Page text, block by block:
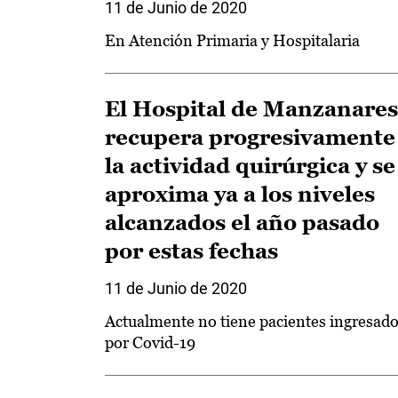
11 de Junio de 2020
En Atención Primaria y Hospitalaria
El Hospital de Manzanares
recupera progresivamente
la actividad quirúrgica y se
aproxima ya a los niveles
alcanzados el año pasado
por estas fechas
11 de Junio de 2020
Actualmente no tiene pacientes
por Covid-19